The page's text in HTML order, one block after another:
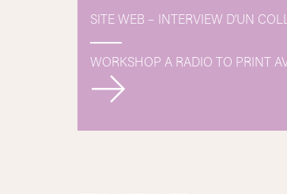
de
l’article
SITE WEB – INTERVIEW D’UN
WORKSHOP A RADIO TO PRINT